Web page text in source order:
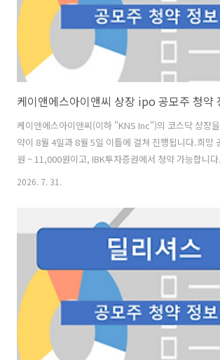
케이앤에스아이앤씨 상장 ipo 공모주 청약
케이앤에스아이앤씨(이하 "KNS Inc")의 코스닥 상장
약이 8월 4일과 8월 5일 이틀에 걸쳐 진행됩니다.희망
원 ~ 11,000원이고, IBK투자증권에서 청약 가능합니
한 기본 정보에 대해 알아보겠습니다. [사업현황] KNS
의 설계·제조·판매를 주된 사업으로 영위하고 있으며,
구축에 필요한 안테나 통합솔루션을 제공하는 위성통
입니다. 동사는 단순 안테나 단품 제조사가 아니라, 위
스템의 통합 성능과 운용 안정성을 구현할 수 있는 시스
량을 확보한 위성통신안테나 설계·제조 전문기업입니
2026. 7. 31.